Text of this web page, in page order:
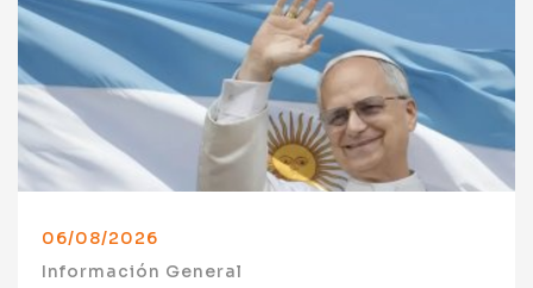
06/08/2026
Información General